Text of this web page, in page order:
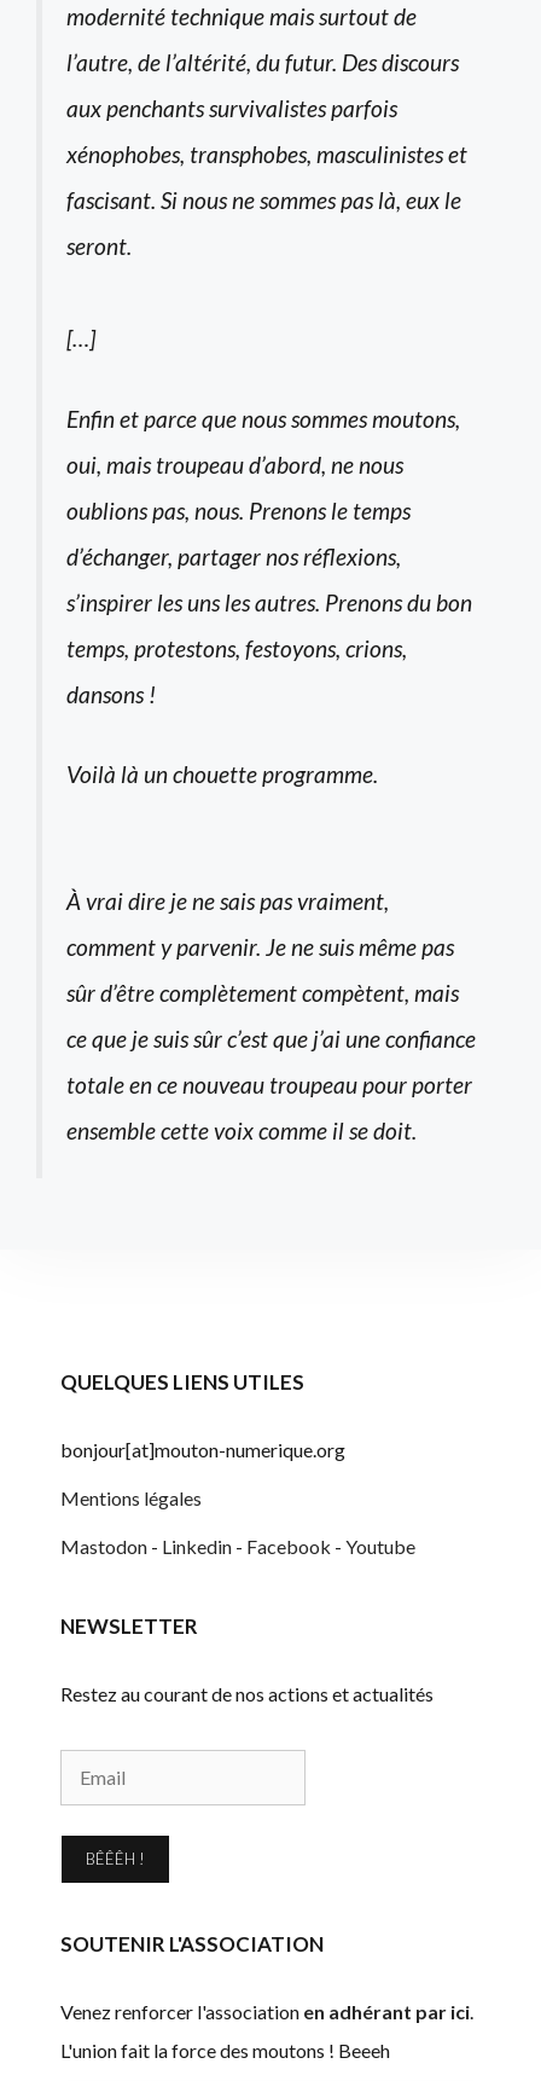
modernité technique mais surtout de
l’autre, de l’altérité, du futur. Des discours
aux penchants survivalistes parfois
xénophobes, transphobes, masculinistes et
fascisant. Si nous ne sommes pas là, eux le
seront.
[…]
Enfin et parce que nous sommes moutons,
oui, mais troupeau d’abord, ne nous
oublions pas, nous. Prenons le temps
d’échanger, partager nos réflexions,
s’inspirer les uns les autres. Prenons du bon
temps, protestons, festoyons, crions,
dansons !
Voilà là un chouette programme.
À vrai dire je ne sais pas vraiment,
comment y parvenir. Je ne suis même pas
sûr d’être complètement compètent, mais
ce que je suis sûr c’est que j’ai une confiance
totale en ce nouveau troupeau pour porter
ensemble cette voix comme il se doit.
QUELQUES LIENS UTILES
bonjour[at]mouton-numerique.org
Mentions légales
Mastodon - Linkedin - Facebook - Youtube
NEWSLETTER
Restez au courant de nos actions et actualités
BÊÊÊH !
SOUTENIR L'ASSOCIATION
Venez renforcer l'association en adhérant par ici.
L'union fait la force des moutons ! Beeeh